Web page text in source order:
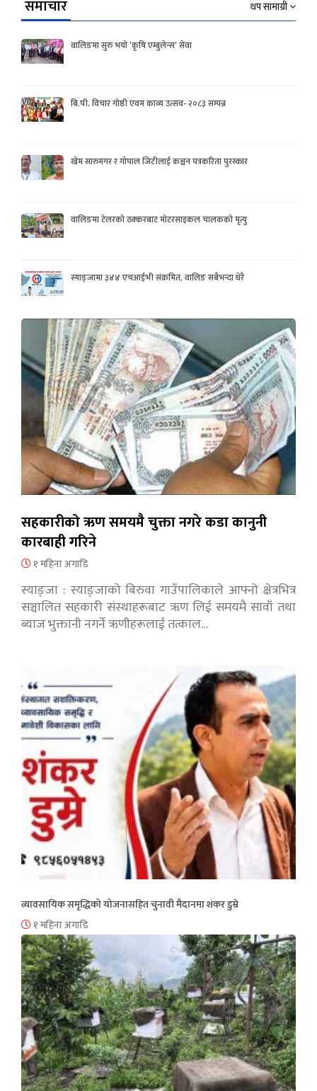
समाचार थप सामाग्री
वालिङमा सुरु भयो ‘कृषि एम्बुलेन्स’ सेवा
बि.पी. विचार गोष्ठी एवम काव्य उत्सव- २०८३ सम्पन्न
खेम सारुमगर र गोपाल जिटीलाई कञ्चन पत्रकरिता पुरस्कार
वालिङमा टेलरको ठक्करबाट मोटरसाइकल चालकको मृत्यु
स्याङ्जामा ३४४ एचआईभी संक्रमित, वालिङ सबैभन्दा धेरै
सहकारीको ऋण समयमै चुक्ता नगरे कडा कानुनी
कारबाही गरिने
१ महिना अगाडि
स्याङ्जा : स्याङ्जाको बिरुवा गाउँपालिकाले आफ्नो क्षेत्रभित्र
सञ्चालित सहकारी संस्थाहरूबाट ऋण लिई समयमै सावाँ तथा
ब्याज भुक्तानी नगर्ने ऋणीहरूलाई तत्काल…
व्यावसायिक समृद्धिको योजनासहित चुनावी मैदानमा शंकर डुम्रे
१ महिना अगाडि